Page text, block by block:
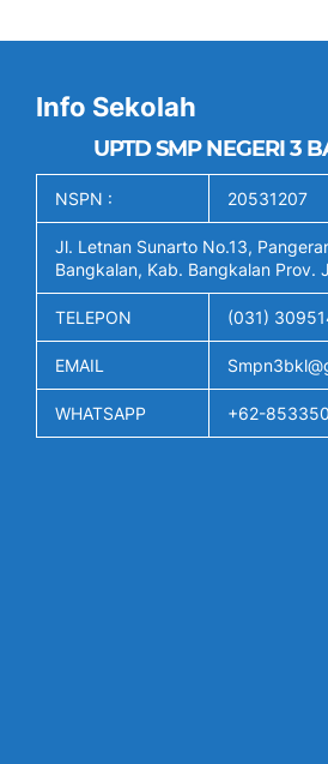
Info Sekolah
UPTD SMP NEGERI 3
NSPN : 20531207
Jl. Letnan Sunarto No.13,
Bangkalan, Kab. Bangkalan Prov.
TELEPON (031)
EMAIL
WHATSAPP +62-